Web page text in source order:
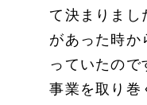
て決まりまし
があった時か
っていたので
事業を取り巻